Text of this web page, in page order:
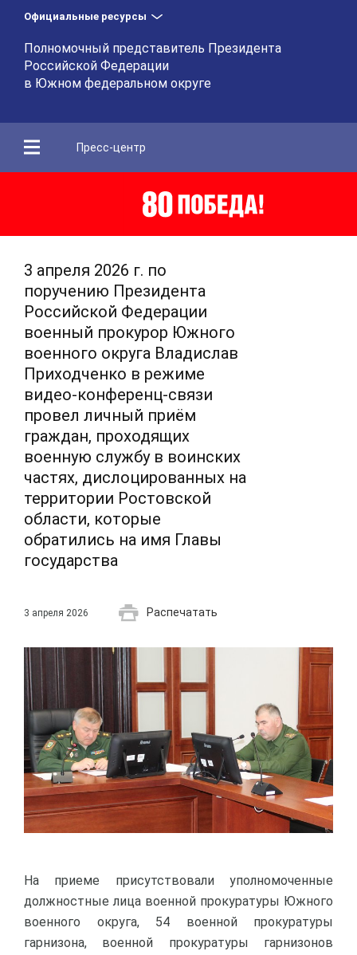
Официальные ресурсы
Полномочный представитель Президента
Российской Федерации
в Южном федеральном округе
Пресс-центр
3 апреля 2026 г. по
поручению Президента
Российской Федерации
военный прокурор Южного
военного округа Владислав
Приходченко в режиме
видео-конференц-связи
провел личный приём
граждан, проходящих
военную службу в воинских
частях, дислоцированных на
территории Ростовской
области, которые
обратились на имя Главы
государства
3 апреля 2026 Распечатать
На приеме присутствовали уполномоченные
должностные лица военной прокуратуры Южного
военного округа, 54 военной прокуратуры
гарнизона, военной прокуратуры гарнизонов